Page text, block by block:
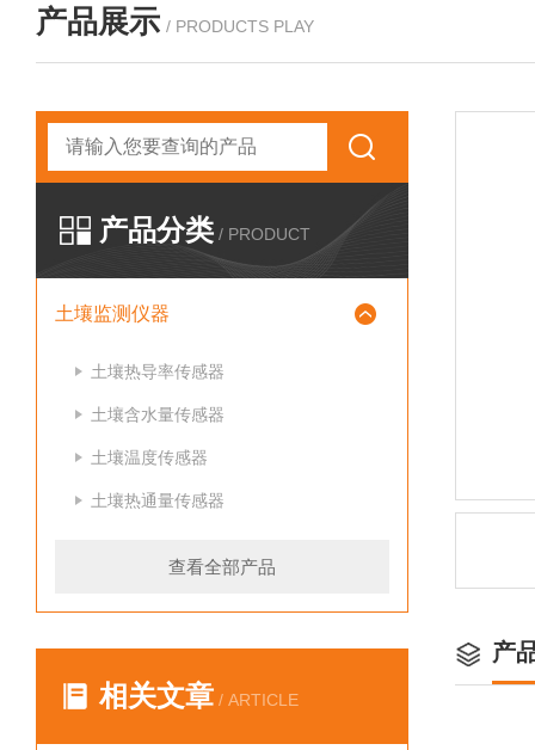
产品展示 / PRODUCTS PLAY
产品分类 / PRODUCT
土壤监测仪器
土壤热导率传感器
土壤含水量传感器
土壤温度传感器
土壤热通量传感器
查看全部产品
相关文章 / ARTICLE
产